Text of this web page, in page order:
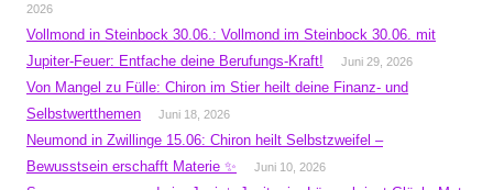
2026
Vollmond in Steinbock 30.06.: Vollmond im Steinbock 30.06. mit
Jupiter-Feuer: Entfache deine Berufungs-Kraft!
Juni 29, 2026
Von Mangel zu Fülle: Chiron im Stier heilt deine Finanz- und
Selbstwertthemen
Juni 18, 2026
Neumond in Zwillinge 15.06: Chiron heilt Selbstzweifel –
Bewusstsein erschafft Materie ✨
Juni 10, 2026